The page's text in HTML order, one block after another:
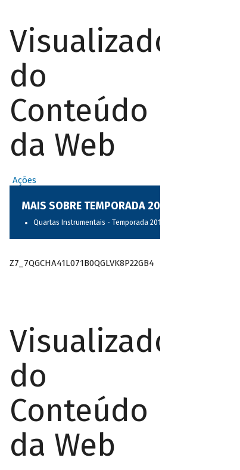
Visualizador
do
Conteúdo
da Web
Ações
MAIS SOBRE TEMPORADA 2017
Quartas Instrumentais - Temporada 2017
Z7_7QGCHA41L071B0QGLVK8P22GB4
Visualizador
do
Conteúdo
da Web